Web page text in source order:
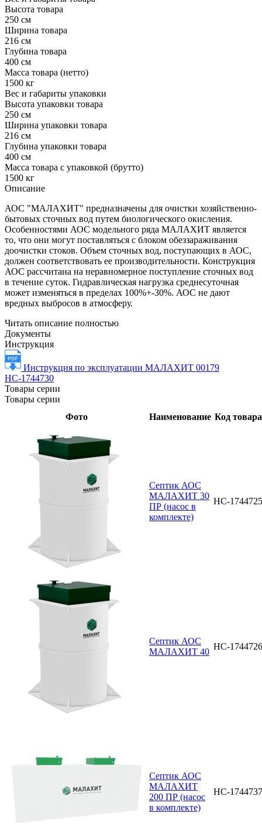
Высота товара
250 см
Ширина товара
216 см
Глубина товара
400 см
Масса товара (нетто)
1500 кг
Вес и габариты упаковки
Высота упаковки товара
250 см
Ширина упаковки товара
216 см
Глубина упаковки товара
400 см
Масса товара с упаковкой (брутто)
1500 кг
Описание
АОС "МАЛАХИТ" предназначены для очистки хозяйственно-
бытовых сточных вод путем биологического окисления.
Особенностями АОС модельного ряда МАЛАХИТ является
то, что они могут поставляться с блоком обеззараживания
доочистки стоков. Объем сточных вод, поступающих в АОС,
должен соответствовать ее производительности. Конструкция
АОС рассчитана на неравномерное поступление сточных вод
в течение суток. Гидравлическая нагрузка среднесуточная
может изменяться в пределах 100%+-30%. АОС не дают
вредных выбросов в атмосферу.
Читать описание полностью
Документы
Инструкция
Инструкция по эксплуатации МАЛАХИТ 00179
НС-1744730
Товары серии
Товары серии
Фото
Наименование Код товара
Септик АОС
МАЛАХИТ 30
ПР (насос в
комплекте)
НС-1744725
Септик АОС
МАЛАХИТ 40
НС-1744726
Септик АОС
МАЛАХИТ
200 ПР (насос
в комплекте)
НС-1744737